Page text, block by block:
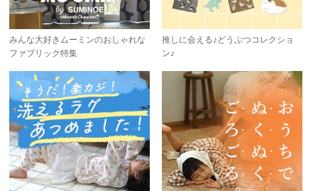
みんな大好きムーミンのおしゃれな
ファブリック特集
推しに会える♪どうぶつコレクショ
ン♪